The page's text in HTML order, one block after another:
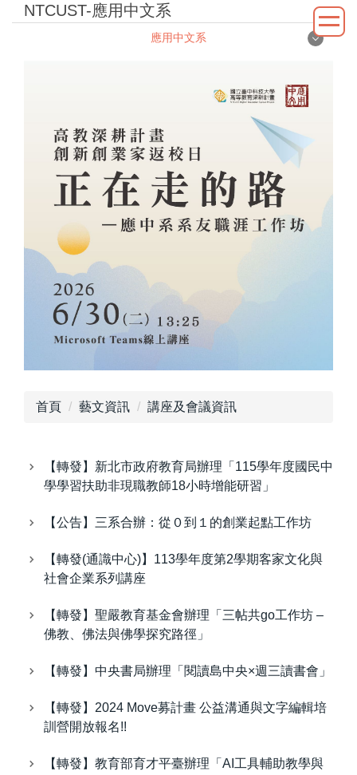
NTCUST-應用中文系
應用中文系
最新消息
規準辦法
師資陣容
課程規劃
實習園地
學術專區
產學計畫
學生事務
成果展示
活動風采
學習資源
系友專區
首頁 藝文資訊 講座及會議資訊
【轉發】新北市政府教育局辦理「115學年度國民中
學學習扶助非現職教師18小時增能研習」
【公告】三系合辦：從０到１的創業起點工作坊
【轉發(通識中心)】113學年度第2學期客家文化與
社會企業系列講座
【轉發】聖嚴教育基金會辦理「三帖共go工作坊 –
佛教、佛法與佛學探究路徑」
【轉發】中央書局辦理「閱讀島中央×週三讀書會」
【轉發】2024 Move募計畫 公益溝通與文字編輯培
訓營開放報名!!
【轉發】教育部育才平臺辦理「AI工具輔助教學與